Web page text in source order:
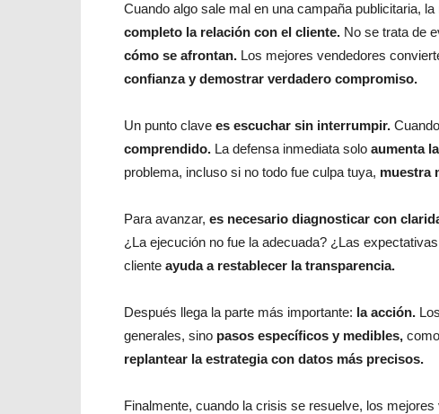
Cuando algo sale mal en una campaña publicitaria,
completo la relación con el cliente. No se trata de
cómo se afrontan. Los mejores vendedores
confianza y demostrar verdadero compromiso.
Un punto clave es escuchar sin interrumpir.
comprendido. La defensa inmediata solo aumenta
problema, incluso si no todo fue culpa tuya, muestra
Para avanzar, es necesario diagnosticar con
¿La ejecución no fue la adecuada? ¿Las
cliente ayuda a restablecer la transparencia.
Después llega la parte más importante: la acción.
generales, sino pasos específicos y medibles,
replantear la estrategia con datos más precisos.
Finalmente, cuando la crisis se resuelve, los